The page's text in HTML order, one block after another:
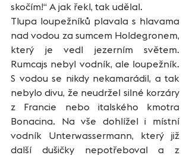
skočím!“ A jak řekl, tak udělal.
Tlupa loupežníků plavala s hlavama
nad vodou za sumcem Holdegronem,
který je vedl jezerním světem.
Rumcajs nebyl vodník, ale loupežník.
S vodou se nikdy nekamarádil, a tak
nebylo divu, že neudržel silné korzáry
z Francie nebo italského kmotra
Bonacina. Na vše dohlížel i místní
vodník Unterwassermann, který již
další dušičky nepotřeboval a z